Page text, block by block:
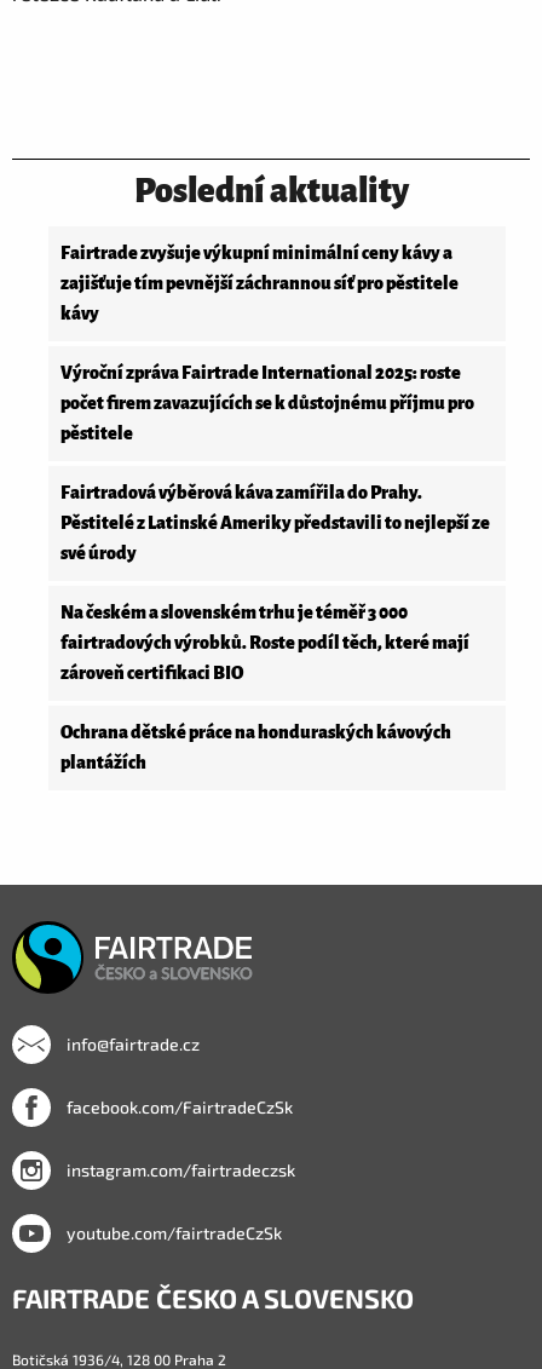
Poslední aktuality
Fairtrade zvyšuje výkupní minimální ceny kávy a
zajišťuje tím pevnější záchrannou síť pro pěstitele
kávy
Výroční zpráva Fairtrade International 2025: roste
počet firem zavazujících se k důstojnému příjmu pro
pěstitele
Fairtradová výběrová káva zamířila do Prahy.
Pěstitelé z Latinské Ameriky představili to nejlepší ze
své úrody
Na českém a slovenském trhu je téměř 3 000
fairtradových výrobků. Roste podíl těch, které mají
zároveň certifikaci BIO
Ochrana dětské práce na honduraských kávových
plantážích
info@fairtrade.cz
facebook.com/FairtradeCzSk
instagram.com/fairtradeczsk
youtube.com/fairtradeCzSk
FAIRTRADE ČESKO A SLOVENSKO
Botičská 1936/4, 128 00 Praha 2